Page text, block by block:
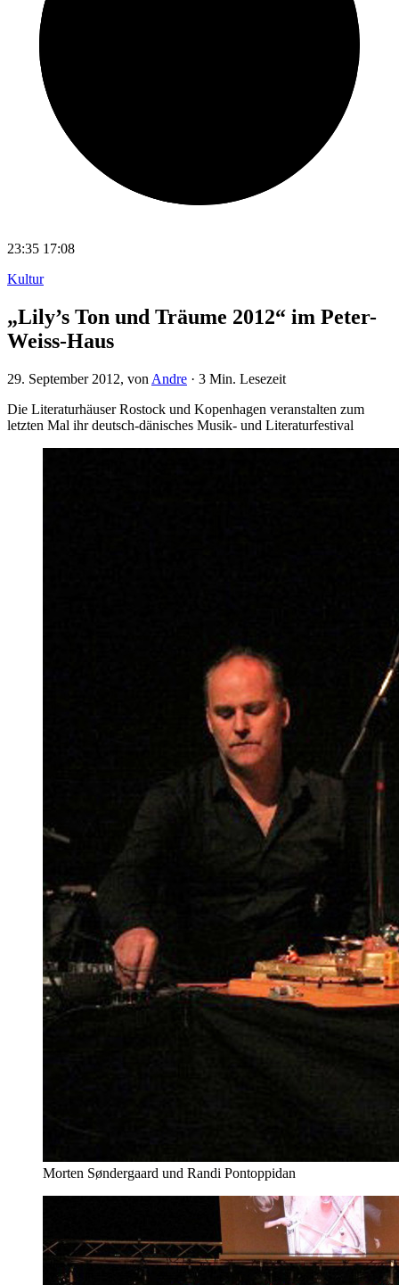
23:35 17:08
Kultur
„Lily’s Ton und Träume 2012“ im Peter-
Weiss-Haus
29. September 2012, von Andre · 3 Min. Lesezeit
Die Literaturhäuser Rostock und Kopenhagen veranstalten zum
letzten Mal ihr deutsch-dänisches Musik- und Literaturfestival
Morten Søndergaard und Randi Pontoppidan